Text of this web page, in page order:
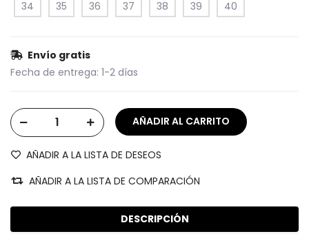
34 35 36 37 38 39 40
Envío gratis
Fecha de entrega: 1-2 días
AÑADIR A LA LISTA DE DESEOS
AÑADIR A LA LISTA DE COMPARACIÓN
DESCRIPCIÓN